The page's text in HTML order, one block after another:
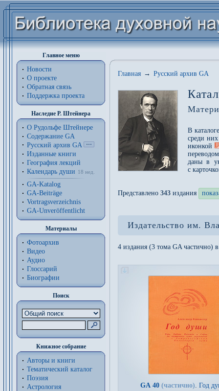
Главное меню
Новости
О проекте
Обратная связь
Поддержка проекта
Наследие Р. Штейнера
О Рудольфе Штейнере
Содержание GA
Русский архив GA
Изданные книги
География лекций
Календарь души
18 нед.
GA-Katalog
GA-Beiträge
Vortragsverzeichnis
GA-Unveröffentlicht
Материалы
Фотоархив
Видео
Аудио
Глоссарий
Биографии
Поиск
Книжное собрание
Авторы и книги
Тематический каталог
Поэзия
Астрология
Главная → Русский архив GA
В
среди
иконкой
даны в
с
Представлено 343 издания
Издательство им.
4 издания (3 тома GA частично)
GA 40 (частично). Год